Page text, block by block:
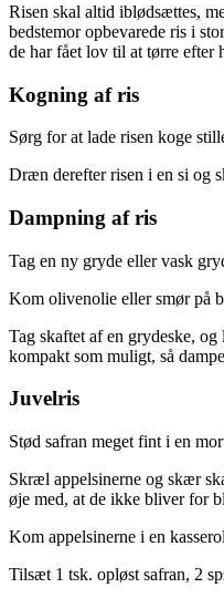
Risen skal altid iblødsættes,
bedstemor opbevarede ris i
de har fået lov til at tørre efter
Kogning af ris
Sørg for at lade risen koge
Dræn derefter risen i en si og
Dampning af ris
Tag en ny gryde eller vask
Kom olivenolie eller smør på
Tag skaftet af en grydeske,
kompakt som muligt, så
Juvelris
Stød safran meget fint i en
Skræl appelsinerne og skær
øje med, at de ikke bliver for
Kom appelsinerne i en
Tilsæt 1 tsk. opløst safran, 2